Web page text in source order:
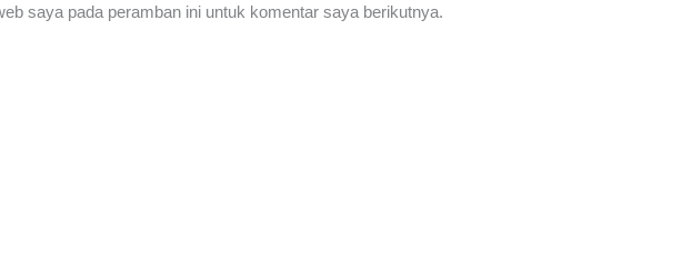
saya pada peramban ini untuk komentar saya berikutnya.